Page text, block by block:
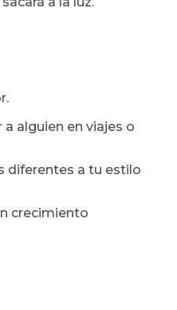
alguien en viajes o
diferentes a tu estilo
crecimiento